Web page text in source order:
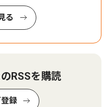
る
RSSを購読
登録